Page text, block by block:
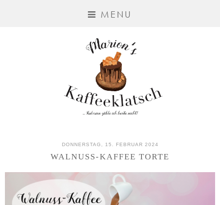
MENU
DONNERSTAG, 15. FEBRUAR 2024
WALNUSS-KAFFEE TORTE